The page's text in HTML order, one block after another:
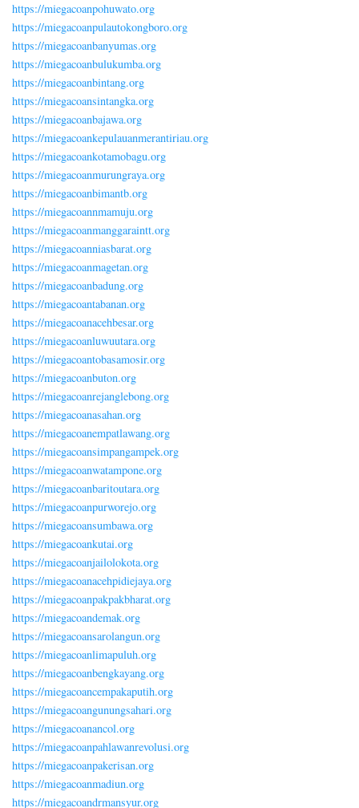
https://miegacoanpohuwato.org
https://miegacoanpulautokongboro.org
https://miegacoanbanyumas.org
https://miegacoanbulukumba.org
https://miegacoanbintang.org
https://miegacoansintangka.org
https://miegacoanbajawa.org
https://miegacoankepulauanmerantiriau.org
https://miegacoankotamobagu.org
https://miegacoanmurungraya.org
https://miegacoanbimantb.org
https://miegacoannmamuju.org
https://miegacoanmanggaraintt.org
https://miegacoanniasbarat.org
https://miegacoanmagetan.org
https://miegacoanbadung.org
https://miegacoantabanan.org
https://miegacoanacehbesar.org
https://miegacoanluwuutara.org
https://miegacoantobasamosir.org
https://miegacoanbuton.org
https://miegacoanrejanglebong.org
https://miegacoanasahan.org
https://miegacoanempatlawang.org
https://miegacoansimpangampek.org
https://miegacoanwatampone.org
https://miegacoanbaritoutara.org
https://miegacoanpurworejo.org
https://miegacoansumbawa.org
https://miegacoankutai.org
https://miegacoanjailolokota.org
https://miegacoanacehpidiejaya.org
https://miegacoanpakpakbharat.org
https://miegacoandemak.org
https://miegacoansarolangun.org
https://miegacoanlimapuluh.org
https://miegacoanbengkayang.org
https://miegacoancempakaputih.org
https://miegacoangunungsahari.org
https://miegacoanancol.org
https://miegacoanpahlawanrevolusi.org
https://miegacoanpakerisan.org
https://miegacoanmadiun.org
https://miegacoandrmansyur.org